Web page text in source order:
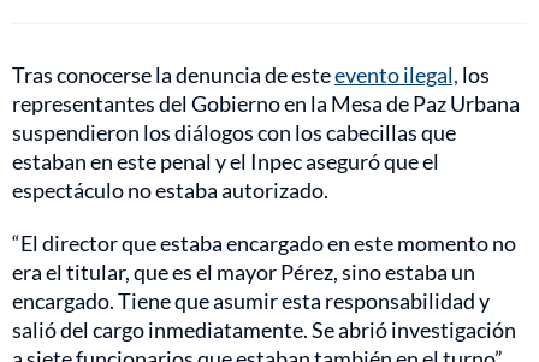
Tras conocerse la denuncia de esteevento ilegal, los
representantes del Gobierno en la Mesa de Paz Urbana
suspendieron los diálogos con los cabecillas que
estaban en este penal y el Inpec aseguró que el
espectáculo no estaba autorizado.
“El director que estaba encargado en este momento no
era el titular, que es el mayor Pérez, sino estaba un
encargado. Tiene que asumir esta responsabilidad y
salió del cargo inmediatamente. Se abrió investigación